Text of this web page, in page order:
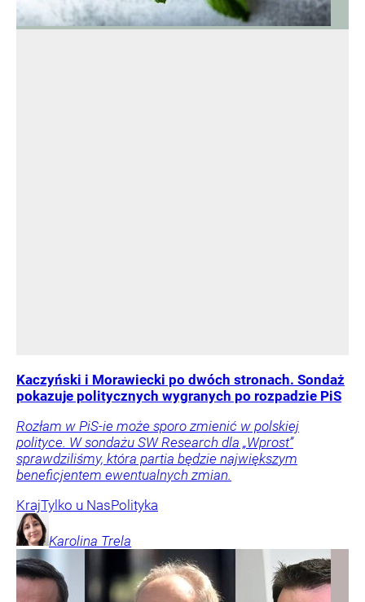
Kaczyński i Morawiecki po dwóch stronach. Sondaż
pokazuje politycznych wygranych po rozpadzie PiS
Rozłam w PiS-ie może sporo zmienić w polskiej
polityce. W sondażu SW Research dla „Wprost”
sprawdziliśmy, która partia będzie największym
beneficjentem ewentualnych zmian.
KrajTylko u NasPolityka
Karolina Trela